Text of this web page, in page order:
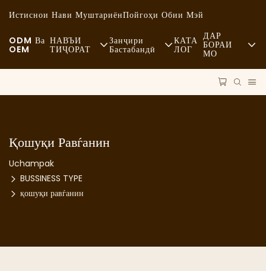
Истиснои Нави МуштариёнПойгоҳи Обии Мэй
ODM Ва
OEM
НАВЪИ
ТИҶОРАТ
Буфет
Занҷири
Бастабандӣ
КАТА
ЛОГ
ДАР
БОРАИ
МО
Хабарҳо
Устуворӣ
Қошуқи Равѓанин
Uchampak
BUSSINESS TYPE
қошуқи равѓанин